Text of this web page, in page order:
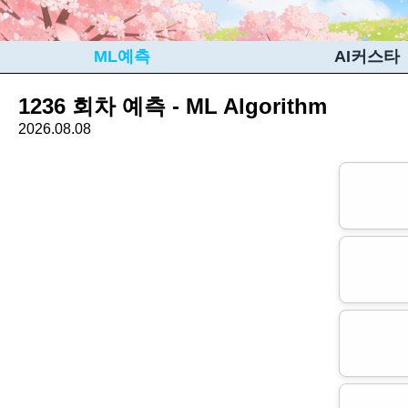
ML예측 AI커스타
1236 회차 예측 - ML Algorithm
2026.08.08